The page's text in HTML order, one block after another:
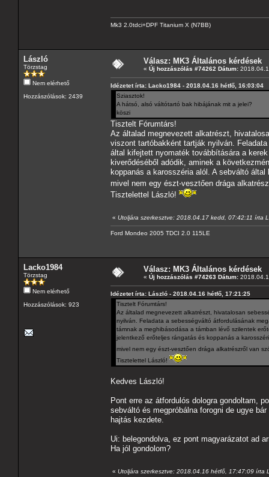
Mk3 2.0tdci+DPF Titanium X (N7BB)
László
Törzstag
Nem elérhető
Hozzászólások: 2439
Válasz: MK3 Általános kérdések
« Új hozzászólás #74262 Dátum:
Idézetet írta: Lacko1984 - 2018.04.16 hétfő, 16:03:04
Sziasztok!
A hátsó, alsó váltótartó bak hibájának mit a jelei?
köszi
Tisztelt Fórumtárs!
Az általad megnevezett alkatrészt,
viszont tartóbakként tartják nyilván.
által kifejtett nyomaték továbbítására a
kiverődéséből adódik, aminek a
koppanás a karosszéria alól. A sebváltó
mivel nem egy észt-vesztően drága
Tisztelettel László!
« Utoljára szerkesztve: 2018.04.17 kedd, 07:42:11 írta
Ford Mondeo 2005 TDCI 2.0 115LE
Lacko1984
Törzstag
Nem elérhető
Hozzászólások: 923
Válasz: MK3 Általános kérdések
« Új hozzászólás #74263 Dátum:
Idézetet írta: László - 2018.04.16 hétfő, 17:21:25
Tisztelt Fórumtárs!
Az általad megnevezett alkatrészt, hivatalosan
nyilván. Feladata a sebességváltó átfordulásának
támnak a meghibásodása a támban lévő szilentek
jelentkező erőteljes rángatás és koppanás a
mivel nem egy észt-vesztően drága alkatrészről van
Tisztelettel László!
Kedves László!
Pont erre az átfordulós dologra gondoltam,
sebváltó és megpróbálna forogni de ugye
hajtás kezdete.
Ui: belegondolva, ez pont magyarázatot ad
Ha jól gondolom?
« Utoljára szerkesztve: 2018.04.16 hétfő, 17:47:09 írta